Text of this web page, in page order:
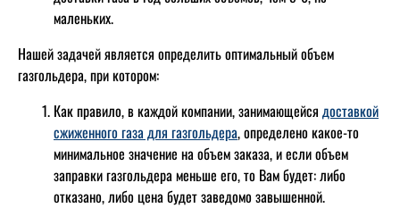
маленьких.
Нашей задачей является определить оптимальный объем
газгольдера, при котором:
Как правило, в каждой компании, занимающейся доставкой
сжиженного газа для газгольдера, определено какое-то
минимальное значение на объем заказа, и если объем
заправки газгольдера меньше его, то Вам будет: либо
отказано, либо цена будет заведомо завышенной.